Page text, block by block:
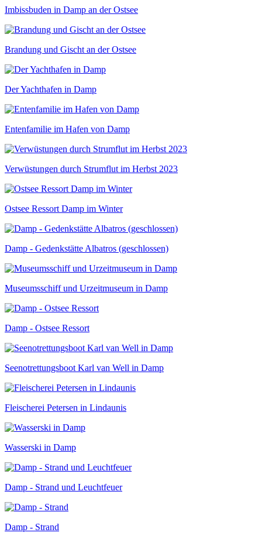
Imbissbuden in Damp an der Ostsee
Brandung und Gischt an der Ostsee
Der Yachthafen in Damp
Entenfamilie im Hafen von Damp
Verwüstungen durch Strumflut im Herbst 2023
Ostsee Ressort Damp im Winter
Damp - Gedenkstätte Albatros (geschlossen)
Museumsschiff und Urzeitmuseum in Damp
Damp - Ostsee Ressort
Seenotrettungsboot Karl van Well in Damp
Fleischerei Petersen in Lindaunis
Wasserski in Damp
Damp - Strand und Leuchtfeuer
Damp - Strand